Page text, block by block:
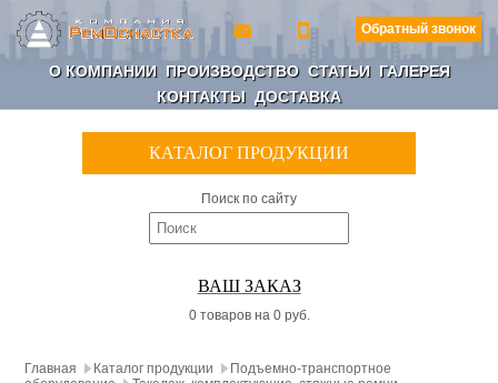
Обратный звонок
О КОМПАНИИ ПРОИЗВОДСТВО СТАТЬИ ГАЛЕРЕЯ
КОНТАКТЫ ДОСТАВКА
КАТАЛОГ ПРОДУКЦИИ
Поиск по сайту
ВАШ ЗАКАЗ
0 товаров на 0 руб.
Главная Каталог продукции
Подъемно-транспортное